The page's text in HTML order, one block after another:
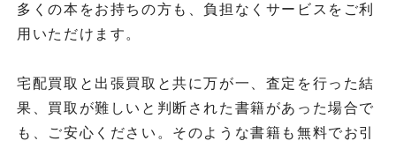
多くの本をお持ちの方も、負担なくサービスをご利
用いただけます。
宅配買取と出張買取と共に万が一、査定を行った結
果、買取が難しいと判断された書籍があった場合で
も、ご安心ください。そのような書籍も無料でお引